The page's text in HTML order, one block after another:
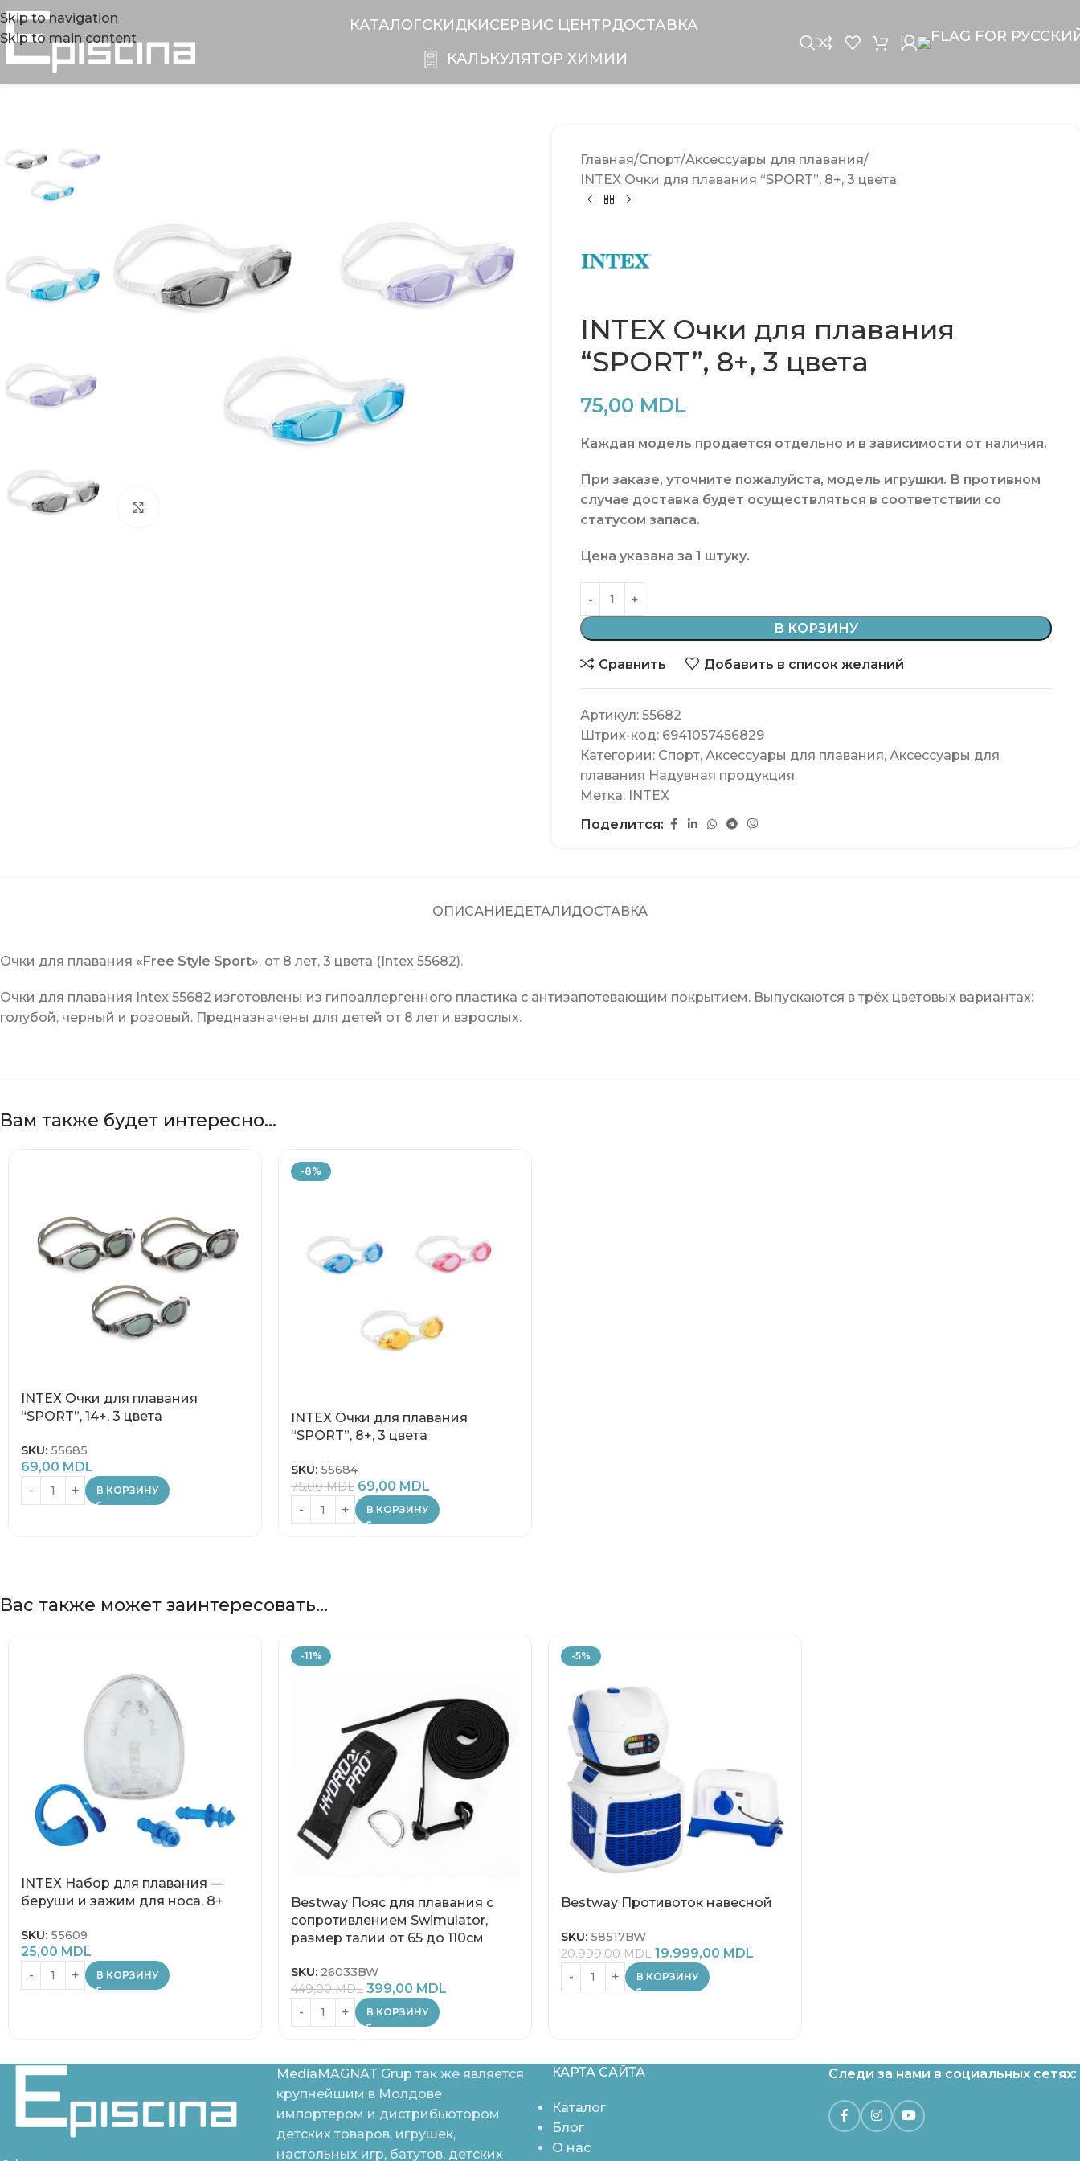
Skip to navigation
Skip to main content
КАТАЛОГСКИДКИCЕРВИС ЦЕНТРДОСТАВКА
КАЛЬКУЛЯТОР ХИМИИ
Главная Спорт Аксессуары для плавания
INTEX Очки для плавания “SPORT”, 8+, 3 цвета
INTEX Очки для плавания
“SPORT”, 8+, 3 цвета
75,00 MDL
Каждая модель продается отдельно и в зависимости от наличия.
При заказе, уточните пожалуйста, модель игрушки. В противном
случае доставка будет осуществляться в соответствии со
статусом запаса.
Цена указана за 1 штуку.
В КОРЗИНУ
Сравнить Добавить в список желаний
Артикул: 55682
Штрих-код: 6941057456829
Категории: Спорт, Аксессуары для плавания, Аксессуары для
плавания Надувная продукция
Метка: INTEX
Поделится:
ОПИСАНИЕДЕТАЛИДОСТАВКА
Очки для плавания «Free Style Sport», от 8 лет, 3 цвета (Intex 55682).
Очки для плавания Intex 55682 изготовлены из гипоаллергенного пластика с антизапотевающим покрытием. Выпускаются в трёх цветовых вариантах:
голубой, черный и розовый. Предназначены для детей от 8 лет и взрослых.
Вам также будет интересно…
INTEX Очки для плавания
“SPORT”, 14+, 3 цвета
SKU: 55685
69,00 MDL
В КОРЗИНУ
-8%
INTEX Очки для плавания
“SPORT”, 8+, 3 цвета
SKU: 55684
75,00MDL 69,00 MDL
В КОРЗИНУ
Вас также может заинтересовать…
INTEX Набор для плавания —
беруши и зажим для носа, 8+
SKU: 55609
25,00 MDL
В КОРЗИНУ
-11%
Bestway Пояс для плавания с
сопротивлением Swimulator,
размер талии от 65 до 110см
SKU: 26033BW
449,00MDL 399,00 MDL
В КОРЗИНУ
-5%
Bestway Противоток навесной
SKU: 58517BW
20.999,00MDL 19.999,00 MDL
В КОРЗИНУ
MediaMAGNAT Grup так же является
крупнейшим в Молдове
импортером и дистрибьютором
детских товаров, игрушек,
настольных игр, батутов, детских
КАРТА САЙТА
Каталог
Блог
О нас
Следи за нами в социальных сетях: